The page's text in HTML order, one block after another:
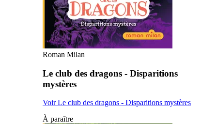
Roman Milan
Le club des dragons - Disparitions
mystères
Voir Le club des dragons - Disparitions mystères
À paraître